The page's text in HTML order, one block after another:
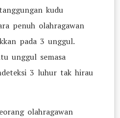
kudu
penuh olahragawan
pada 3 unggul.
unggul semasa
3 luhur tak hirau
olahragawan